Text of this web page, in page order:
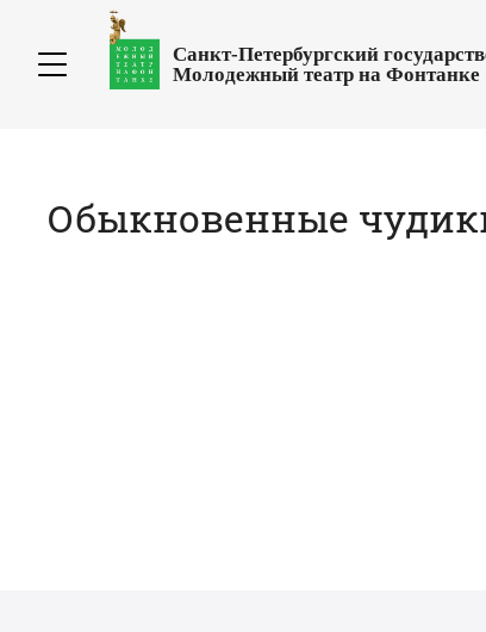
Санкт-Петербургский
Молодежный театр на Фонтанке
Обыкновенные